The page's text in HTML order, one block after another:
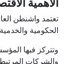
تعتمد واشنطن
الحكومية
وتتركز فيها
والشركات